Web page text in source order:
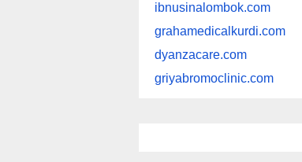
ibnusinalombok.com
grahamedicalkurdi.com
dyanzacare.com
griyabromoclinic.com